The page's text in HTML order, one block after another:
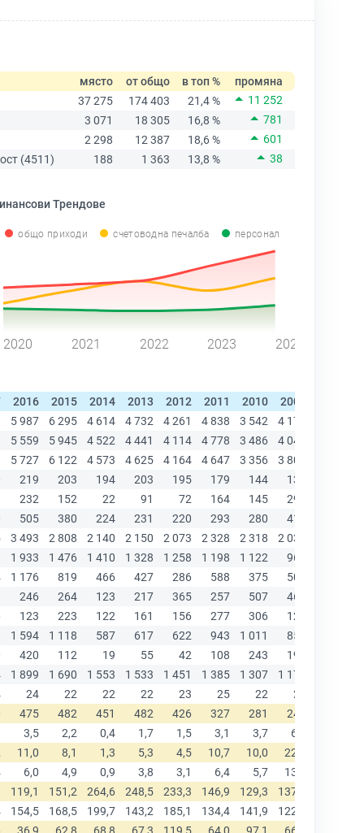
място от общо в топ %
промяна
37 275
174 403 21,4 %
11 252
3 071
18 305 16,8 %
781
2 298
12 387 18,6 %
601
(4511)
188 1 363 13,8 % 38
Трендове
общо приходи счетоводна печалба персонал
2020 2021 2022 2023 2024
2016 2015 2014 2013 2012 2011 2010 2009